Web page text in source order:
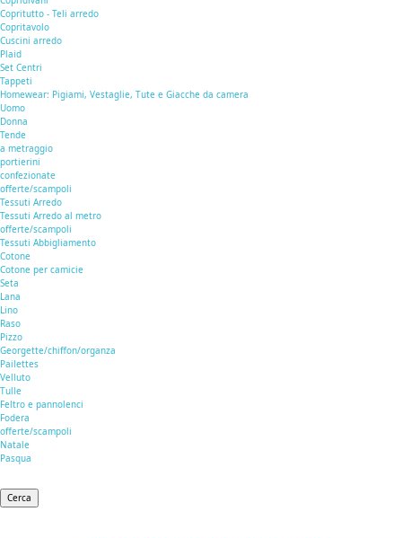
Copritutto - Teli arredo
Copritavolo
Cuscini arredo
Plaid
Set Centri
Tappeti
Homewear: Pigiami, Vestaglie, Tute e Giacche da camera
Uomo
Donna
Tende
a metraggio
portierini
confezionate
offerte/scampoli
Tessuti Arredo
Tessuti Arredo al metro
offerte/scampoli
Tessuti Abbigliamento
Cotone
Cotone per camicie
Seta
Lana
Lino
Raso
Pizzo
Georgette/chiffon/organza
Pailettes
Velluto
Tulle
Feltro e pannolenci
Fodera
offerte/scampoli
Natale
Pasqua
Cerca